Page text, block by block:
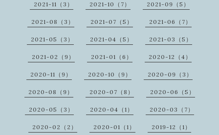
2021-11（3） 2021-10（7） 2021-09（5）
2021-08（3） 2021-07（5） 2021-06（7）
2021-05（3） 2021-04（5） 2021-03（5）
2021-02（9） 2021-01（6） 2020-12（4）
2020-11（9） 2020-10（9） 2020-09（3）
2020-08（9） 2020-07（8） 2020-06（5）
2020-05（3） 2020-04（1） 2020-03（7）
2020-02（2） 2020-01（1） 2019-12（1）